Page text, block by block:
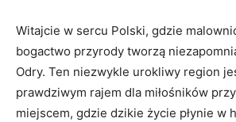
Witajcie w ⁣sercu⁣ Polski, ‍gdzie
bogactwo przyrody ⁢tworzą
Odry. Ten niezwykle⁤ urokliwy region
prawdziwym rajem dla⁤ miłośników
miejscem,​ gdzie dzikie życie płynie w